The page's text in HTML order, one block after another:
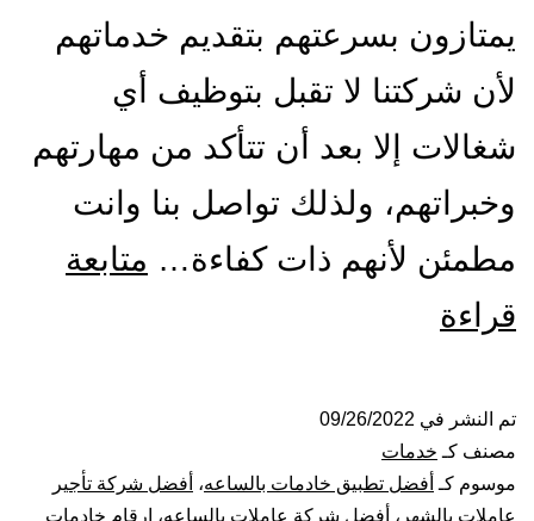
يمتازون بسرعتهم بتقديم خدماتهم
لأن شركتنا لا تقبل بتوظيف أي
شغالات إلا بعد أن تتأكد من مهارتهم
وخبراتهم، ولذلك تواصل بنا وانت
مطمئن لأنهم ذات كفاءة… متابعة
قراءة
بالساعة
بالطائف
تم النشر في 09/26/2022
مصنف كـ خدمات
موسوم كـ أفضل تطبيق خادمات بالساعه، أفضل شركة تأجير
عاملات بالشهر ، أفضل شركة عاملات بالساعه، ارقام خادمات